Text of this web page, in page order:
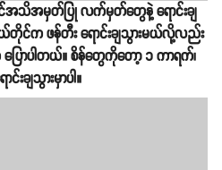
သိအမှတ်ပြု လက်မှတ်တွေနဲ့ ရောင်းချ
ယ်တိုင်က ဖန်တီး ရောင်းချသွားမယ်လို့လည်း
ြောပါတယ်။ စိန်တွေကိုတော့ ၁ ကာရက်၊
ချသွားမှာပါ။